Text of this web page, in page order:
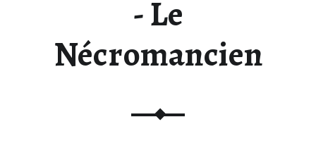
- Le
Nécromancien